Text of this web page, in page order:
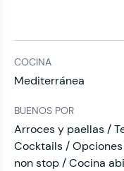
COCINA
Mediterránea
BUENOS POR
Arroces y paellas /
Cocktails /
non stop / Cocina